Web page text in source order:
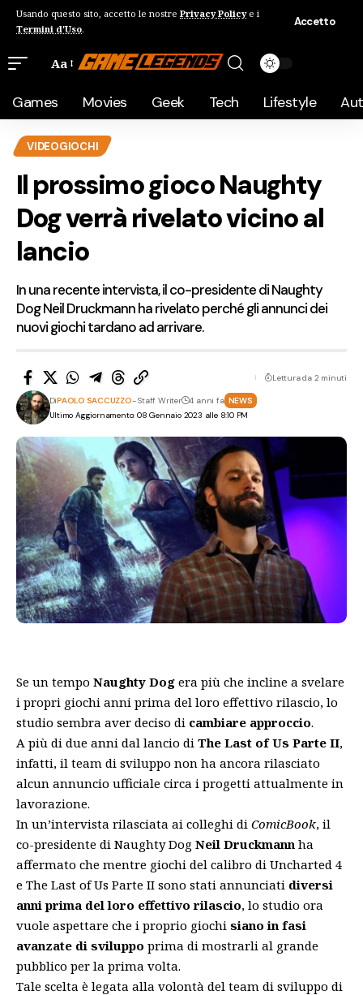
Usando questo sito, accetto le nostre Privacy Policye i
Termini d'Uso.
Accetto
Aa
Games Movies Geek Tech Lifestyle
VIDEOGIOCHI
Il prossimo gioco Naughty
Dog verrà rivelato vicino al
lancio
In una recente intervista, il co-presidente di Naughty
Dog Neil Druckmann ha rivelato perché gli annunci dei
nuovi giochi tardano ad arrivare.
Ultimo Aggiornamento: 08 Gennaio 2023 alle 8:10 PM
DiPAOLO SACCUZZO- Staff Writer 4 anni fa NEWS
Lettura da 2 minuti
Se un tempo Naughty Dog era più che incline a svelare
i propri giochi anni prima del loro effettivo rilascio, lo
studio sembra aver deciso di cambiare approccio.
A più di due anni dal lancio di The Last of Us Parte II,
infatti, il team di sviluppo non ha ancora rilasciato
alcun annuncio ufficiale circa i progetti attualmente in
lavorazione.
In un’intervista rilasciata ai colleghi di ComicBook, il
co-presidente di Naughty Dog Neil Druckmann ha
affermato che mentre giochi del calibro di Uncharted 4
e The Last of Us Parte II sono stati annunciati diversi
anni prima del loro effettivo rilascio, lo studio ora
vuole aspettare che i proprio giochi siano in fasi
avanzate di sviluppo prima di mostrarli al grande
pubblico per la prima volta.
Tale scelta è legata alla volontà del team di sviluppo di